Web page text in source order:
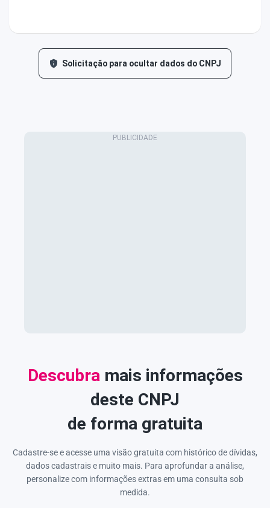
Solicitação para ocultar dados do CNPJ
Descubra mais informações
deste CNPJ
de forma gratuita
Cadastre-se e acesse uma visão gratuita com histórico de dívidas,
dados cadastrais e muito mais. Para aprofundar a análise,
personalize com informações extras em uma consulta sob
medida.